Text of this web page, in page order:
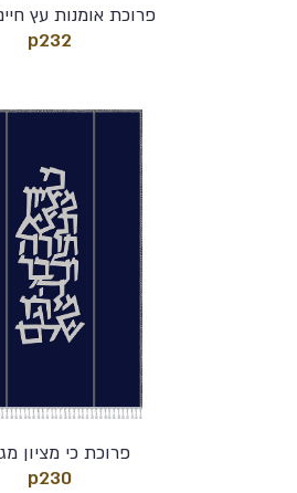
פרוכת אומנות עץ
p232
פרוכת כי מציון
p230